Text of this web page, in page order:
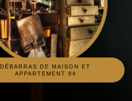
DÉBARRAS DE MAISON ET
APPARTEMENT 84